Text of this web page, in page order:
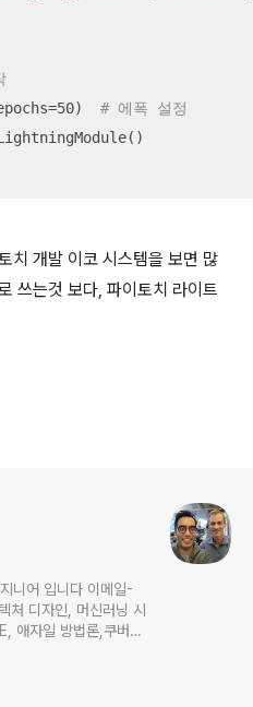
# 에폭 설정
치 개발 이코 시스템을 보면 많
쓰는것 보다, 파이토치 라이트
니어 입니다 이메일-
디자인, 머신러닝 시
애자일 방법론,쿠버네